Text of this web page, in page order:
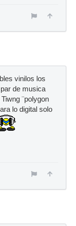
vinilos los
de musica
¨polygon
lo digital solo